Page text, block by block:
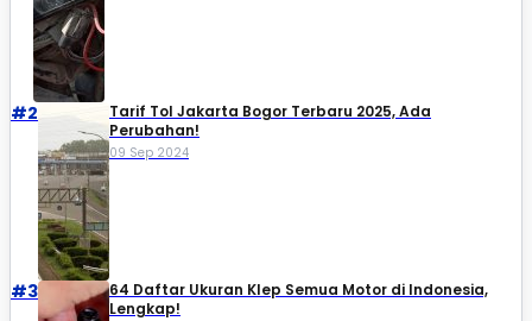
#2
Tarif Tol Jakarta Bogor Terbaru 2025, Ada
Perubahan!
09 Sep 2024
#3
64 Daftar Ukuran Klep Semua Motor di Indonesia,
Lengkap!